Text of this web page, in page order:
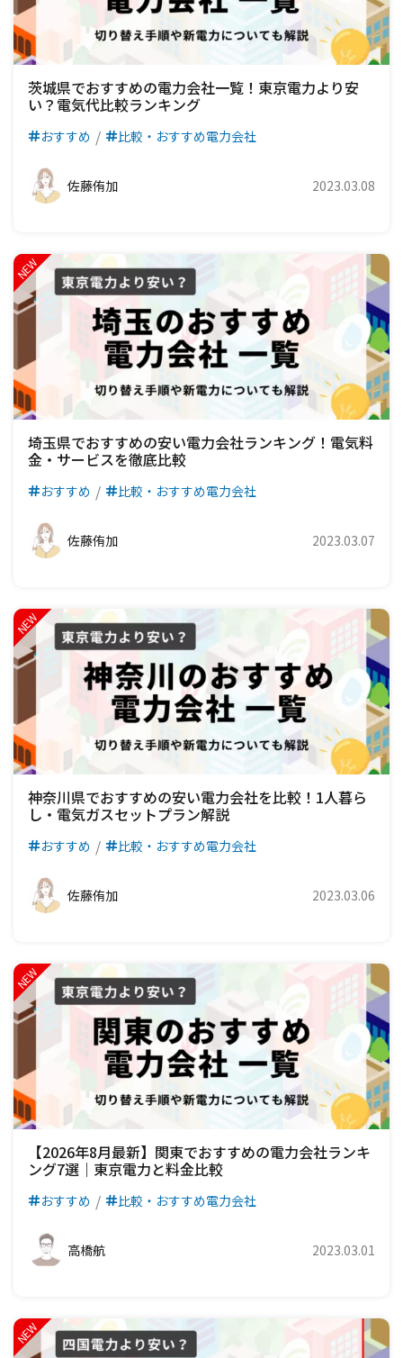
茨城県でおすすめの電力会社一覧！東京電力より安
い？電気代比較ランキング
おすすめ 比較・おすすめ電力会社
佐藤侑加 2023.03.08
埼玉県でおすすめの安い電力会社ランキング！電気料
金・サービスを徹底比較
おすすめ 比較・おすすめ電力会社
佐藤侑加 2023.03.07
神奈川県でおすすめの安い電力会社を比較！1人暮ら
し・電気ガスセットプラン解説
おすすめ 比較・おすすめ電力会社
佐藤侑加 2023.03.06
【2026年8月最新】関東でおすすめの電力会社ランキ
ング7選｜東京電力と料金比較
おすすめ 比較・おすすめ電力会社
高橋航 2023.03.01